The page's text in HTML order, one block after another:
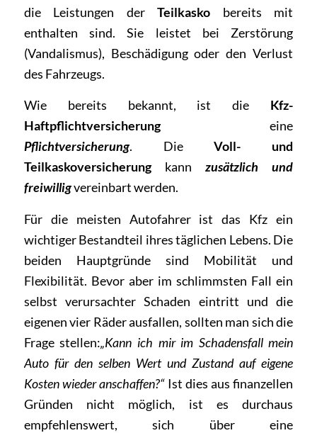
die Leistungen derTeilkasko bereits mit
enthalten sind. Sie leistet bei Zerstörung
(Vandalismus), Beschädigung oder den Verlust
des Fahrzeugs.
Wie bereits bekannt, ist die Kfz-
Haftpflichtversicherungeine
Pflichtversicherung. DieVoll- und
Teilkaskoversicherungkannzusätzlich und
freiwilligvereinbart werden.
Für die meisten Autofahrer ist das Kfz ein
wichtiger Bestandteil ihres täglichen Lebens. Die
beiden Hauptgründe sind Mobilität und
Flexibilität. Bevor aber im schlimmsten Fall ein
selbst verursachter Schaden eintritt und die
eigenen vier Räder ausfallen, sollten man sich die
Frage stellen:„Kann ich mir im Schadensfall mein
Auto für den selben Wert und Zustand auf eigene
Kosten wieder anschaffen?“Ist dies aus finanzellen
Gründen nicht möglich, ist es durchaus
empfehlenswert, sich über eine